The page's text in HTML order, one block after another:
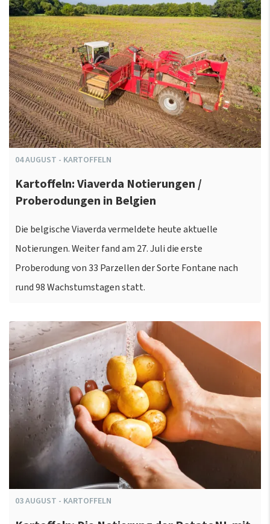
04AUGUST - KARTOFFELN
Kartoffeln: Viaverda Notierungen /
Proberodungen in Belgien
Die belgische Viaverda vermeldete heute aktuelle
Notierungen. Weiter fand am 27. Juli die erste
Proberodung von 33 Parzellen der Sorte Fontane nach
rund 98 Wachstumstagen statt.
03AUGUST - KARTOFFELN